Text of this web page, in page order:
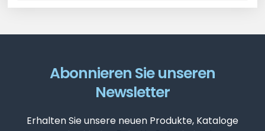
Abonnieren Sie unseren
Newsletter
Erhalten Sie unsere neuen Produkte, Kataloge